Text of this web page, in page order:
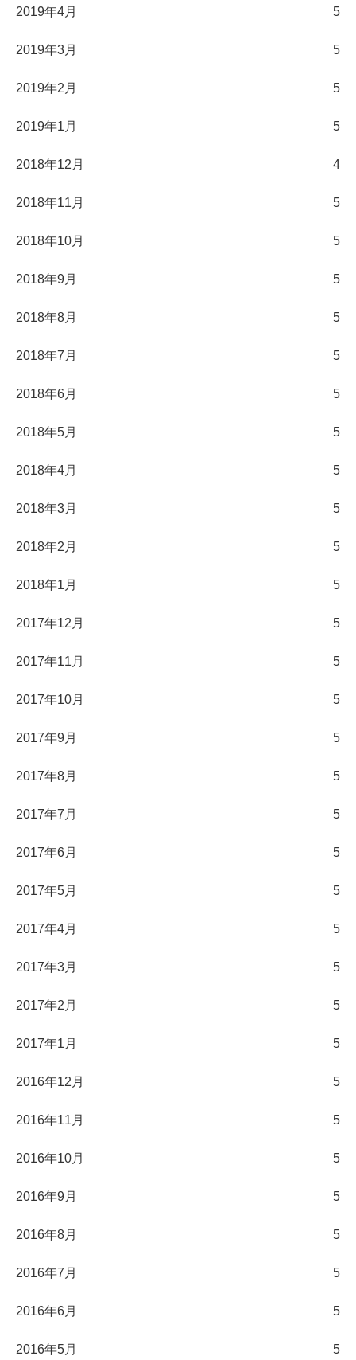
2019年4月 5
2019年3月 5
2019年2月 5
2019年1月 5
2018年12月 4
2018年11月 5
2018年10月 5
2018年9月 5
2018年8月 5
2018年7月 5
2018年6月 5
2018年5月 5
2018年4月 5
2018年3月 5
2018年2月 5
2018年1月 5
2017年12月 5
2017年11月 5
2017年10月 5
2017年9月 5
2017年8月 5
2017年7月 5
2017年6月 5
2017年5月 5
2017年4月 5
2017年3月 5
2017年2月 5
2017年1月 5
2016年12月 5
2016年11月 5
2016年10月 5
2016年9月 5
2016年8月 5
2016年7月 5
2016年6月 5
2016年5月 5